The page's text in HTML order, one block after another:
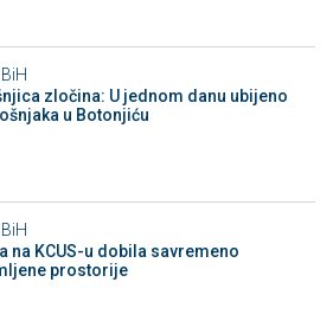
BiH
zločina: U jednom danu ubijeno
u Botonjiću
BiH
na KCUS-u dobila savremeno
prostorije